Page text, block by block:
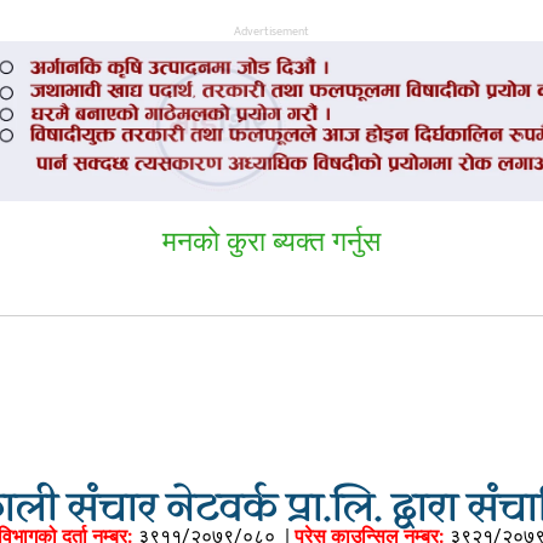
Advertisement
मनकाे कुरा ब्यक्त गर्नुस
संचार नेटवर्क प्रा.लि. द्वारा
दर्ता नम्बर: ३९११/२०७९/०८० |प्रेस काउन्सिल नम्बर: ३९२१/